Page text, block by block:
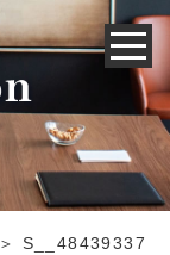
S__48439337